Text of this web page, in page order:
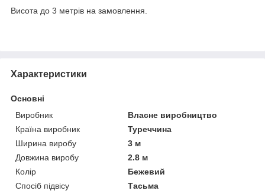
Висота до 3 метрів на замовлення.
Характеристики
Основні
Виробник
Власне виробництво
Країна виробник
Туреччина
Ширина виробу
3 м
Довжина виробу
2.8 м
Колір
Бежевий
Спосіб підвісу
Тасьма